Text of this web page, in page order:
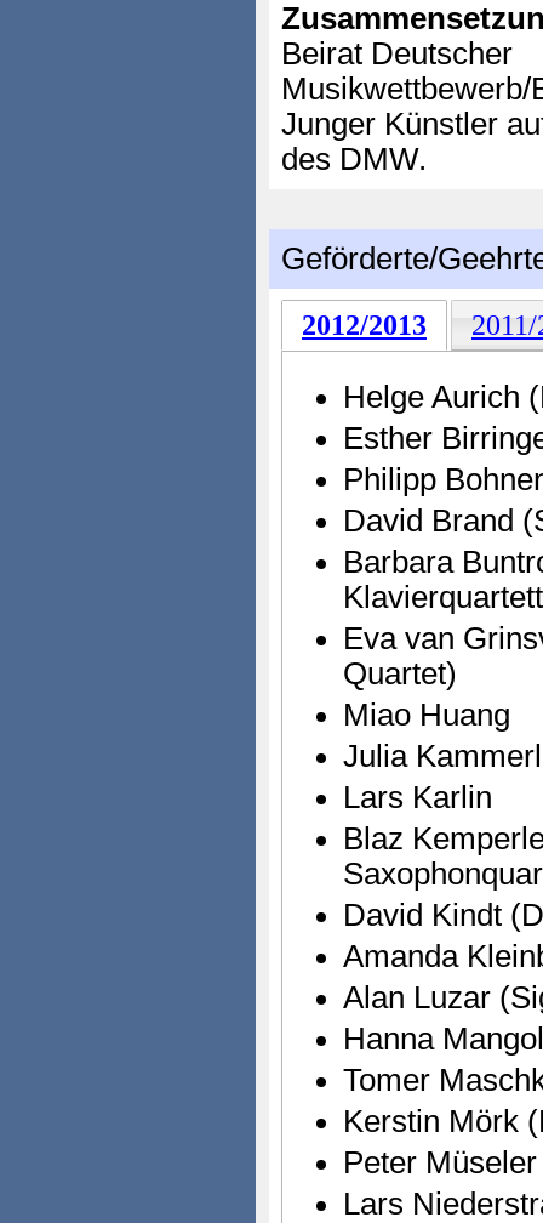
Beirat Deutscher
Musikwettbewerb/
Junger Künstler
des DMW.
Geförderte/
2012/2013
Helge Aurich
Esther
Philipp
David Brand
Barbara
Eva van
Quartet)
Miao Huang
Julia
Lars Karlin
Blaz
David Kindt
Amanda
Alan Luzar
Hanna
Tomer
Kerstin Mörk
Peter Müseler
Lars